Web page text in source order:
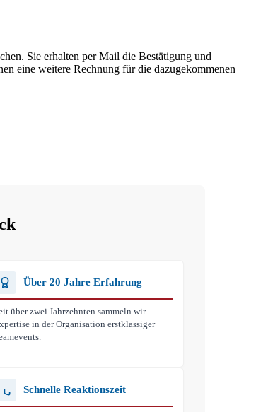
Sie erhalten per Mail die Bestätigung und
eine weitere Rechnung für die dazugekommenen
Über 20 Jahre Erfahrung
über zwei Jahrzehnten sammeln wir
in der Organisation erstklassiger
Schnelle Reaktionszeit